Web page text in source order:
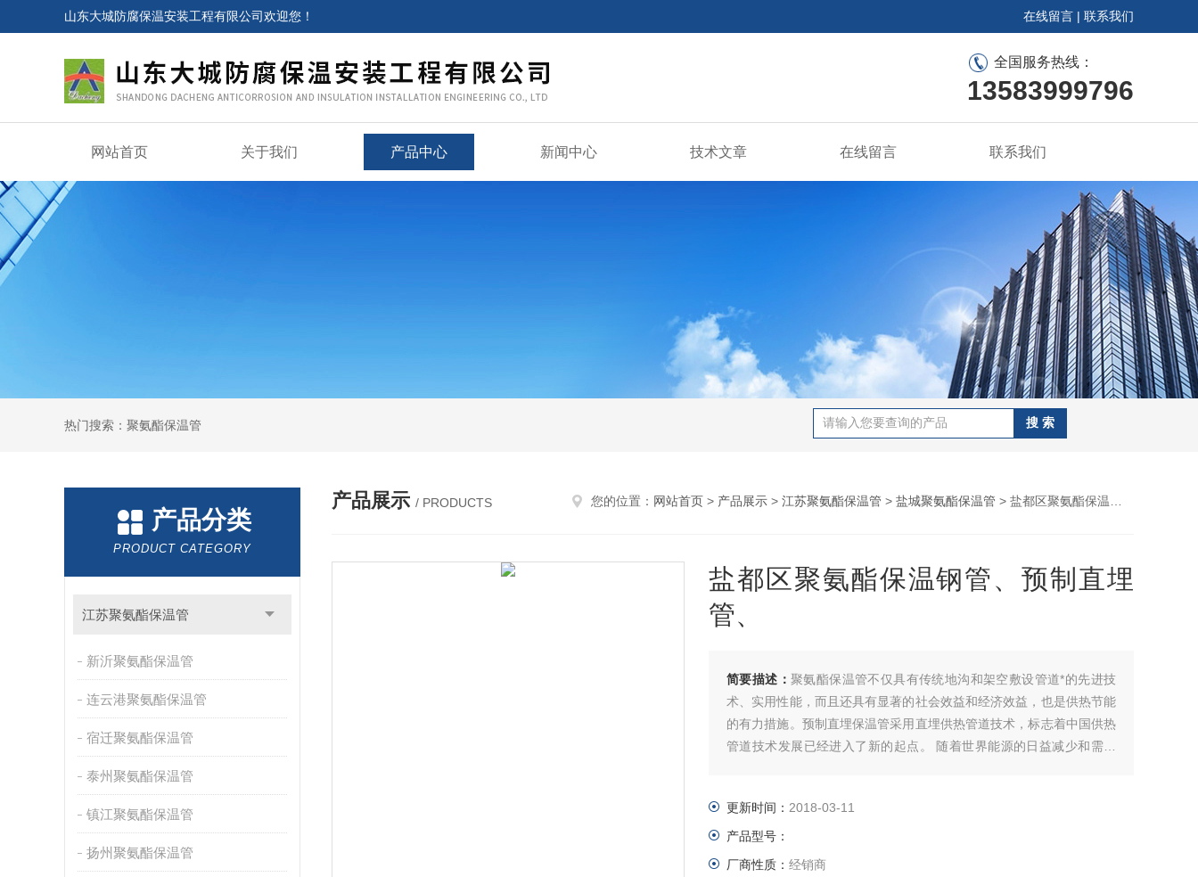
山东大城防腐保温安装工程有限公司欢迎您！ 在线留言 | 联系我们
全国服务热线：
13583999796
网站首页 关于我们 产品中心 新闻中心 技术文章 在线留言 联系我们
热门搜索：聚氨酯保温管
产品分类
PRODUCT CATEGORY
江苏聚氨酯保温管
新沂聚氨酯保温管
连云港聚氨酯保温管
宿迁聚氨酯保温管
泰州聚氨酯保温管
镇江聚氨酯保温管
扬州聚氨酯保温管
产品展示 / PRODUCTS 您的位置： 网站首页 > 产品展示 > 江苏聚氨酯保温管 > 盐城聚氨酯保温管 > 盐都区聚氨酯保温钢管、预制直埋管、
盐都区聚氨酯保温钢管、预制直埋
管、
简要描述： 聚氨酯保温管不仅具有传统地沟和架空敷设管道*的先进技
术、实用性能，而且还具有显著的社会效益和经济效益，也是供热节能
的有力措施。预制直埋保温管采用直埋供热管道技术，标志着中国供热
管道技术发展已经进入了新的起点。 随着世界能源的日益减少和需求
更新时间： 2018-03-11
产品型号：
厂商性质： 经销商